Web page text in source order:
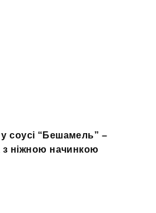
соусі “Бешамель” –
з ніжною начинкою